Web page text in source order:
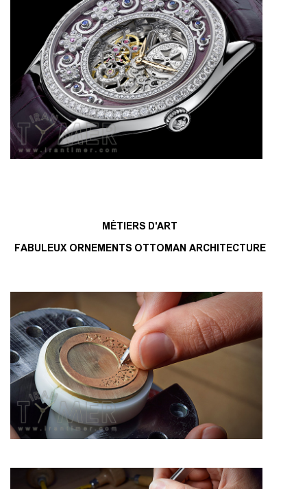
MÉTIERS D'ART
FABULEUX ORNEMENTS OTTOMAN ARCHITECTURE